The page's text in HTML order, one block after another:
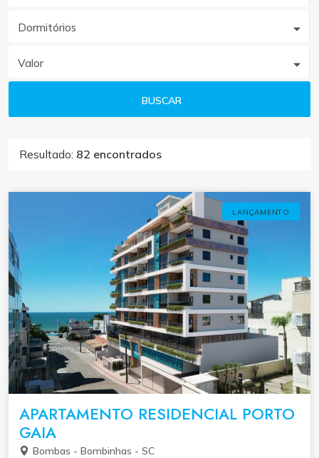
Dormitórios
Valor
BUSCAR
Resultado: 82 encontrados
LANÇAMENTO
APARTAMENTO RESIDENCIAL PORTO
GAIA
Bombas - Bombinhas - SC